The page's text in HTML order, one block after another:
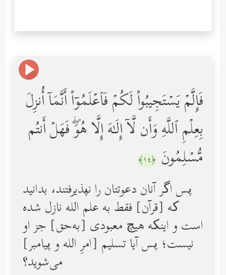
فَإِلَّمۡ یَسۡتَجِیبُواْ لَكُمۡ فَٱعۡلَمُوۤاْ أَنَّمَاۤ أُنزِلَ
بِعِلۡمِ ٱللَّهِ وَأَن لَّاۤ إِلَـٰهَ إِلَّا هُوَۖ فَهَلۡ أَنتُم
مُّسۡلِمُونَ ﴿١٤﴾
پس اگر آنان دعوتتان را نپذیرفتند، بدانید
که [قرآن] فقط به علم الله نازل شده
است و اینکه هیچ معبودی [به‌حق] جز او
نیست؛ پس آیا تسلیم [امرِ الله و پیامبر]
مى‌شوید؟